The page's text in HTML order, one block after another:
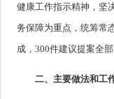
健康工作指示精神，坚
务保障为重点，统筹常
成，300件建议提案全
二、主要做法和工